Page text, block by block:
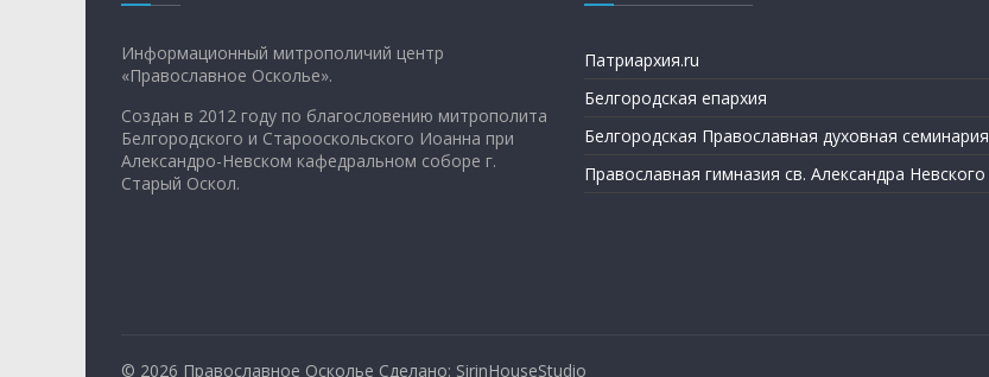
Информационный митрополичий центр
«Православное Осколье».
Создан в 2012 году по благословению митрополита
Белгородского и Старооскольского Иоанна при
Александро-Невском кафедральном соборе г.
Старый Оскол.
Патриархия.ru
Белгородская епархия
Белгородская Православная духовная семинария
Православная гимназия св. Александра Невского
© 2026 Православное Осколье Сделано: SirinHouseStudio